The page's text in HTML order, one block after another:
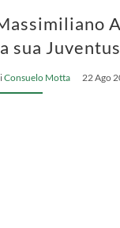
sua Juventus
Consuelo Motta 22 Ago